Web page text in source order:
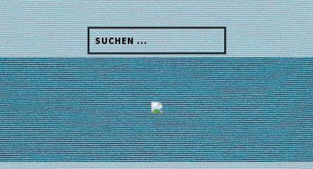
Skip
to
content
Suchen
nach: